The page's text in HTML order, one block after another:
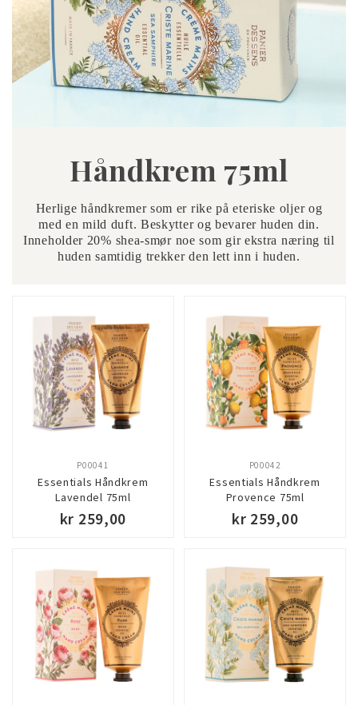
Håndkrem 75ml
Herlige håndkremer som er rike på eteriske oljer og
med en mild duft. Beskytter og bevarer huden din.
Inneholder 20% shea-smør noe som gir ekstra næring til
huden samtidig trekker den lett inn i huden.
Essentials Håndkrem
Lavendel 75ml
P00041
kr 259,00
Essentials Håndkrem
Provence 75ml
P00042
kr 259,00